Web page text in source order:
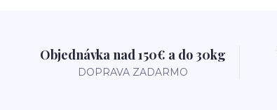
Objednávka nad 150€ a do 30kg
DOPRAVA ZADARMO